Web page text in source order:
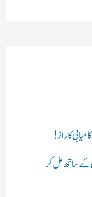
کا راز !
کے ساتھ مل کر